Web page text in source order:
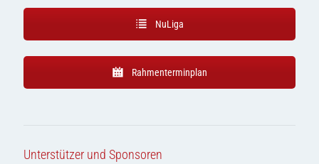
NuLiga
Rahmenterminplan
Unterstützer und Sponsoren